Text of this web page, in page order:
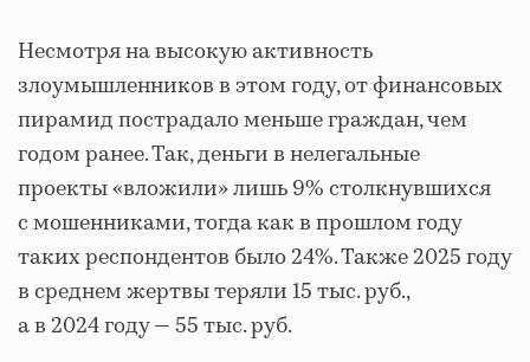
Несмотря на высокую активность
злоумышленников в этом году, от финансовых
пирамид пострадало меньше граждан, чем
годом ранее. Так, деньги в нелегальные
проекты «вложили» лишь 9% столкнувшихся
с мошенниками, тогда как в прошлом году
таких респондентов было 24%. Также 2025 году
в среднем жертвы теряли 15 тыс. руб.,
а в 2024 году — 55 тыс. руб.